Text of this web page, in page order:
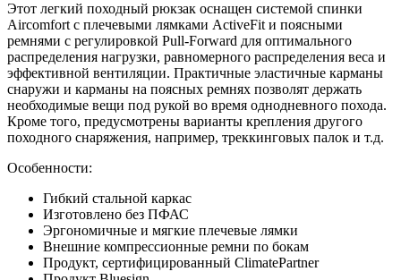
Этот легкий походный рюкзак оснащен системой спинки
Aircomfort с плечевыми лямками ActiveFit и поясными
ремнями с регулировкой Pull-Forward для оптимального
распределения нагрузки, равномерного распределения веса и
эффективной вентиляции. Практичные эластичные карманы
снаружи и карманы на поясных ремнях позволят держать
необходимые вещи под рукой во время однодневного похода.
Кроме того, предусмотрены варианты крепления другого
походного снаряжения, например, треккинговых палок и т.д.
Особенности:
Гибкий стальной каркас
Изготовлено без ПФАС
Эргономичные и мягкие плечевые лямки
Внешние компрессионные ремни по бокам
Продукт, сертифицированный ClimatePartner